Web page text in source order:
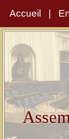
Accueil